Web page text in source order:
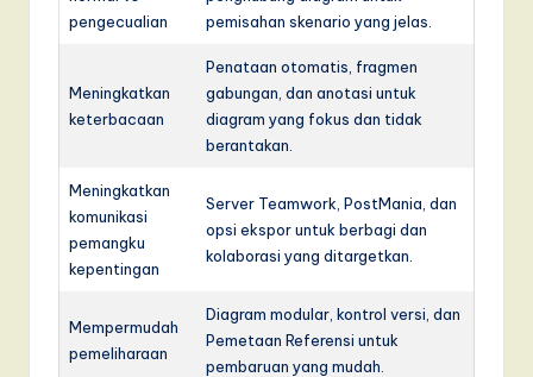
pengecualian
pemisahan skenario yang jelas.
Meningkatkan
keterbacaan
Penataan otomatis, fragmen
gabungan, dan anotasi untuk
diagram yang fokus dan tidak
berantakan.
Meningkatkan
komunikasi
pemangku
kepentingan
Server Teamwork, PostMania, dan
opsi ekspor untuk berbagi dan
kolaborasi yang ditargetkan.
Mempermudah
pemeliharaan
Diagram modular, kontrol versi, dan
Pemetaan Referensi untuk
pembaruan yang mudah.